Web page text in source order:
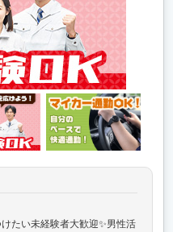
たい未経験者大歓迎✨男性活